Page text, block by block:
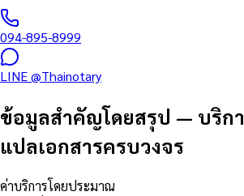
094-895-8999
LINE @Thainotary
ข้อมูลสำคัญโดยสรุป — บริก
แปลเอกสารครบวงจร
ค่าบริการโดยประมาณ